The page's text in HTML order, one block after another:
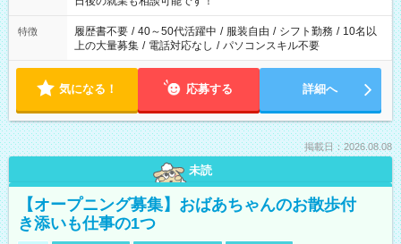
の勤務時間。 合計で週40時間を超える場合は応募できません。
特徴 履歴書不要 / 40～50代活躍中 / 服装自由 / シフト勤務 / 10名以
上の大量募集 / 電話対応なし / パソコンスキル不要
気になる！ 応募する 詳細へ
掲載日：2026.08.08
未読
【オープニング募集】おばあちゃんのお散歩付
き添いも仕事の1つ